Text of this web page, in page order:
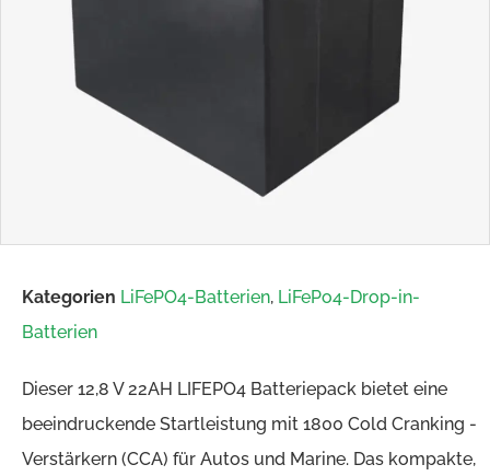
Kategorien LiFePO4-Batterien, LiFePo4-Drop-in-
Batterien
Dieser 12,8 V 22AH LIFEPO4 Batteriepack bietet eine
beeindruckende Startleistung mit 1800 Cold Cranking -
Verstärkern (CCA) für Autos und Marine. Das kompakte,